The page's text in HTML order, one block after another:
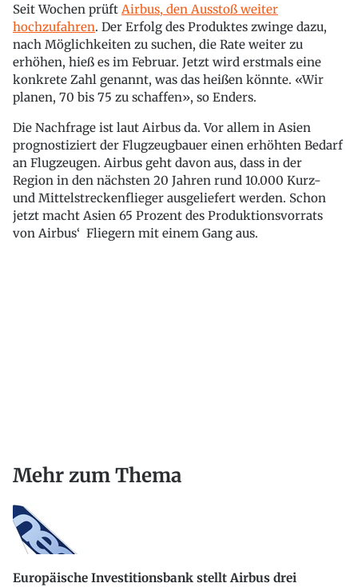
Seit Wochen prüft Airbus, den Ausstoß weiter
hochzufahren. Der Erfolg des Produktes zwinge dazu,
nach Möglichkeiten zu suchen, die Rate weiter zu
erhöhen, hieß es im Februar. Jetzt wird erstmals eine
konkrete Zahl genannt, was das heißen könnte. «Wir
planen, 70 bis 75 zu schaffen», so Enders.
Die Nachfrage ist laut Airbus da. Vor allem in Asien
prognostiziert der Flugzeugbauer einen erhöhten Bedarf
an Flugzeugen. Airbus geht davon aus, dass in der
Region in den nächsten 20 Jahren rund 10.000 Kurz-
und Mittelstreckenflieger ausgeliefert werden. Schon
jetzt macht Asien 65 Prozent des Produktionsvorrats
von Airbus‘ Fliegern mit einem Gang aus.
Mehr zum Thema
Europäische Investitionsbank stellt Airbus drei